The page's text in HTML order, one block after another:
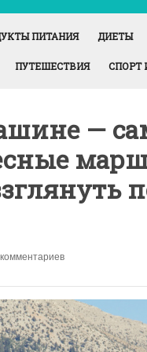
ПИТАНИЯ ДИЕТЫ
ПУТЕШЕСТВИЯ СПОРТ
—